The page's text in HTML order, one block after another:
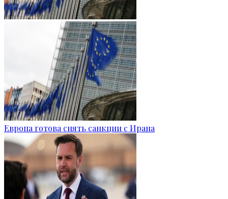
Европа готова снять санкции с Ирана